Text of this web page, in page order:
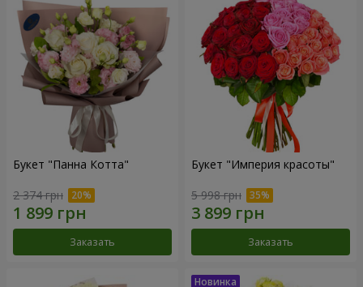
Букет "Панна Котта"
2 374 грн
Заказать
Букет "Империя красоты"
5 998 грн
Заказать